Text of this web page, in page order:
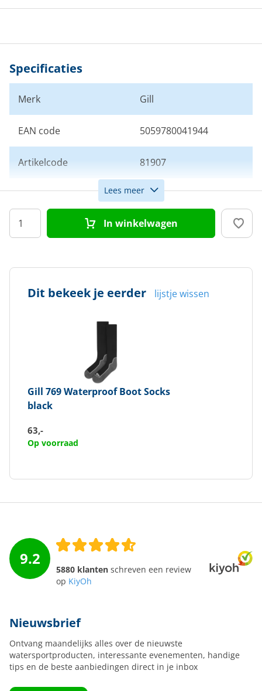
Specificaties
Merk Gill
EAN code 5059780041944
Artikelcode 81907
Maat M
Kleur Zwart
Lees meer
In winkelwagen
Dit bekeek je eerder lijstje wissen
Gill 769 Waterproof Boot Socks
black
63,-
Op voorraad
9.2
5880 klanten schreven een review
op KiyOh
Nieuwsbrief
Ontvang maandelijks alles over de nieuwste
watersportproducten, interessante evenementen, handige
tips en de beste aanbiedingen direct in je inbox